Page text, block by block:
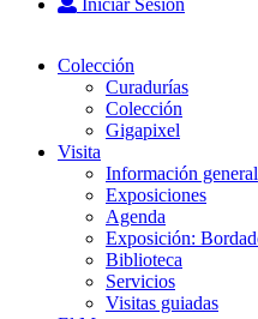
Iniciar Sesión
Colección
Curadurías
Colección
Gigapixel
Visita
Información general
Exposiciones
Agenda
Exposición:
Biblioteca
Servicios
Visitas guiadas